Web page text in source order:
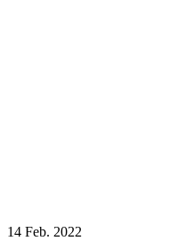
14 Feb. 2022